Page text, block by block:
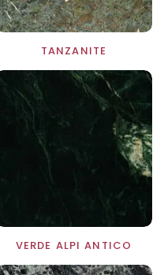
TANZANITE
VERDE ALPI ANTICO